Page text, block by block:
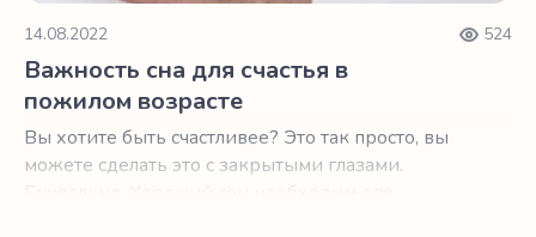
14.08.2022 524
Важность сна для счастья в
пожилом возрасте
Вы хотите быть счастливее? Это так просто, вы
можете сделать это с закрытыми глазами.